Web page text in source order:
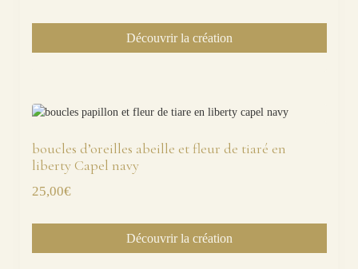
Découvrir la création
boucles d’oreilles abeille et fleur de tiaré en
liberty Capel navy
25,00€
Découvrir la création